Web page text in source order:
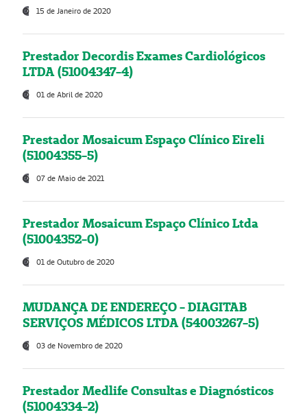
15 de Janeiro de 2020
Prestador Decordis Exames Cardiológicos
LTDA (51004347-4)
01 de Abril de 2020
Prestador Mosaicum Espaço Clínico Eireli
(51004355-5)
07 de Maio de 2021
Prestador Mosaicum Espaço Clínico Ltda
(51004352-0)
01 de Outubro de 2020
MUDANÇA DE ENDEREÇO - DIAGITAB
SERVIÇOS MÉDICOS LTDA (54003267-5)
03 de Novembro de 2020
Prestador Medlife Consultas e Diagnósticos
(51004334-2)